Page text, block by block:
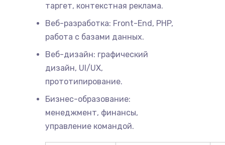
таргет, контекстная реклама.
Веб-разработка: Front-End, PHP,
работа с базами данных.
Веб-дизайн: графический
дизайн, UI/UX,
прототипирование.
Бизнес-образование:
менеджмент, финансы,
управление командой.